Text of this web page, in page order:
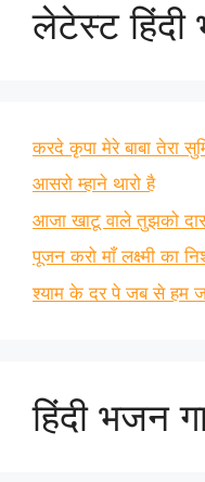
लेटेस्ट
करदे कृपा मेरे बाबा तेरा
आसरो म्हाने थारो है
आजा खाटू वाले तुझको
पूजन करो माँ लक्ष्मी का
श्याम के दर पे जब से हम
हिंदी भजन